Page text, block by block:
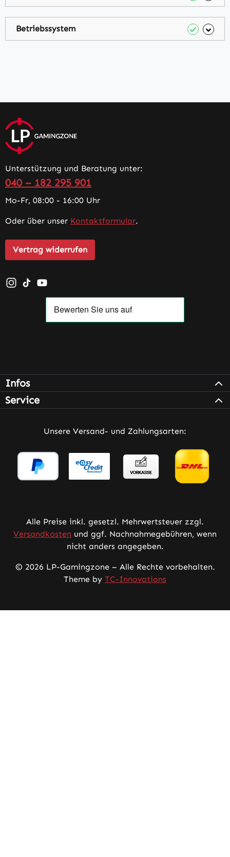
Betriebssystem
Unterstützung und Beratung unter:
040 – 182 295 901
Mo-Fr, 08:00 - 16:00 Uhr
Oder über unser Kontaktformular.
Vertrag widerrufen
Schau auf Instagram vorbei – öffnet in neuem Tab
Sieh dir unsere TikTok-Videos an – öffnet in neuem
Sieh dir unsere Videos auf YouTube an – öffnet
Infos
Service
Unsere Versand- und Zahlungsarten:
Alle Preise inkl. gesetzl. Mehrwertsteuer zzgl.
Versandkosten und ggf. Nachnahmegebühren, wenn
nicht anders angegeben.
© 2026 LP-Gamingzone – Alle Rechte vorbehalten.
Theme by TC-Innovations